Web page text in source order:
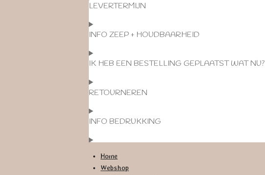
LEVERTERMIJN
INFO ZEEP + HOUDBAARHEID
IK HEB EEN BESTELLING GEPLAATST WAT NU?
RETOURNEREN
INFO BEDRUKKING
Home
Webshop